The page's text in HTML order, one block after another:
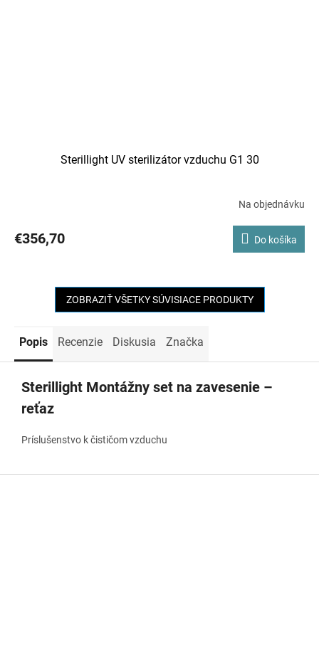
Sterillight UV sterilizátor vzduchu G1 30
Na objednávku
€356,70 Do košíka
ZOBRAZIŤ VŠETKY SÚVISIACE PRODUKTY
Popis Recenzie Diskusia Značka
Sterillight Montážny set na zavesenie –
reťaz
Príslušenstvo k čističom vzduchu